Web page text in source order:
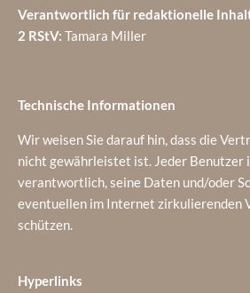
Verantwortlich für redaktionelle
2 RStV: Tamara Miller
Technische Informationen
Wir weisen Sie darauf hin, dass die
nicht gewährleistet ist. Jeder Benutzer
verantwortlich, seine Daten und/oder
eventuellen im Internet zirkulierenden
schützen.
Hyperlinks